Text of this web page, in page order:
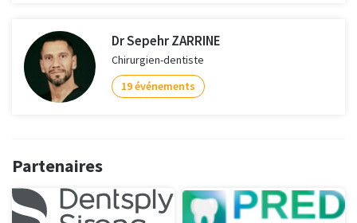
Dr Sepehr ZARRINE
Chirurgien-dentiste
19 événements
Partenaires